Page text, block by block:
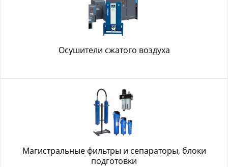
Осушители сжатого воздуха
Магистральные фильтры и сепараторы, блоки
подготовки